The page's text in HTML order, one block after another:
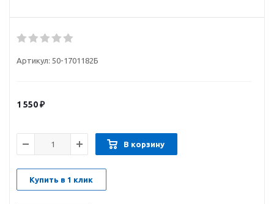
Артикул: 50-1701182Б
1 550₽
В корзину
Купить в 1 клик